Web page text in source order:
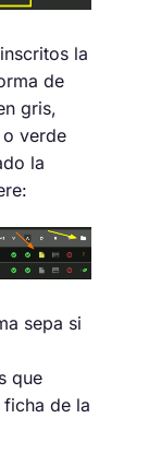
la
de
gris,
verde
la
sepa si
que
de la